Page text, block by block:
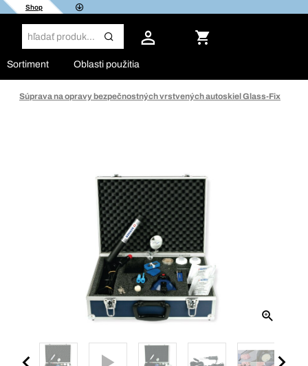
Shop
Sortiment Oblasti použitia
Súprava na opravy bezpečnostných vrstvených autoskiel Glass-Fix